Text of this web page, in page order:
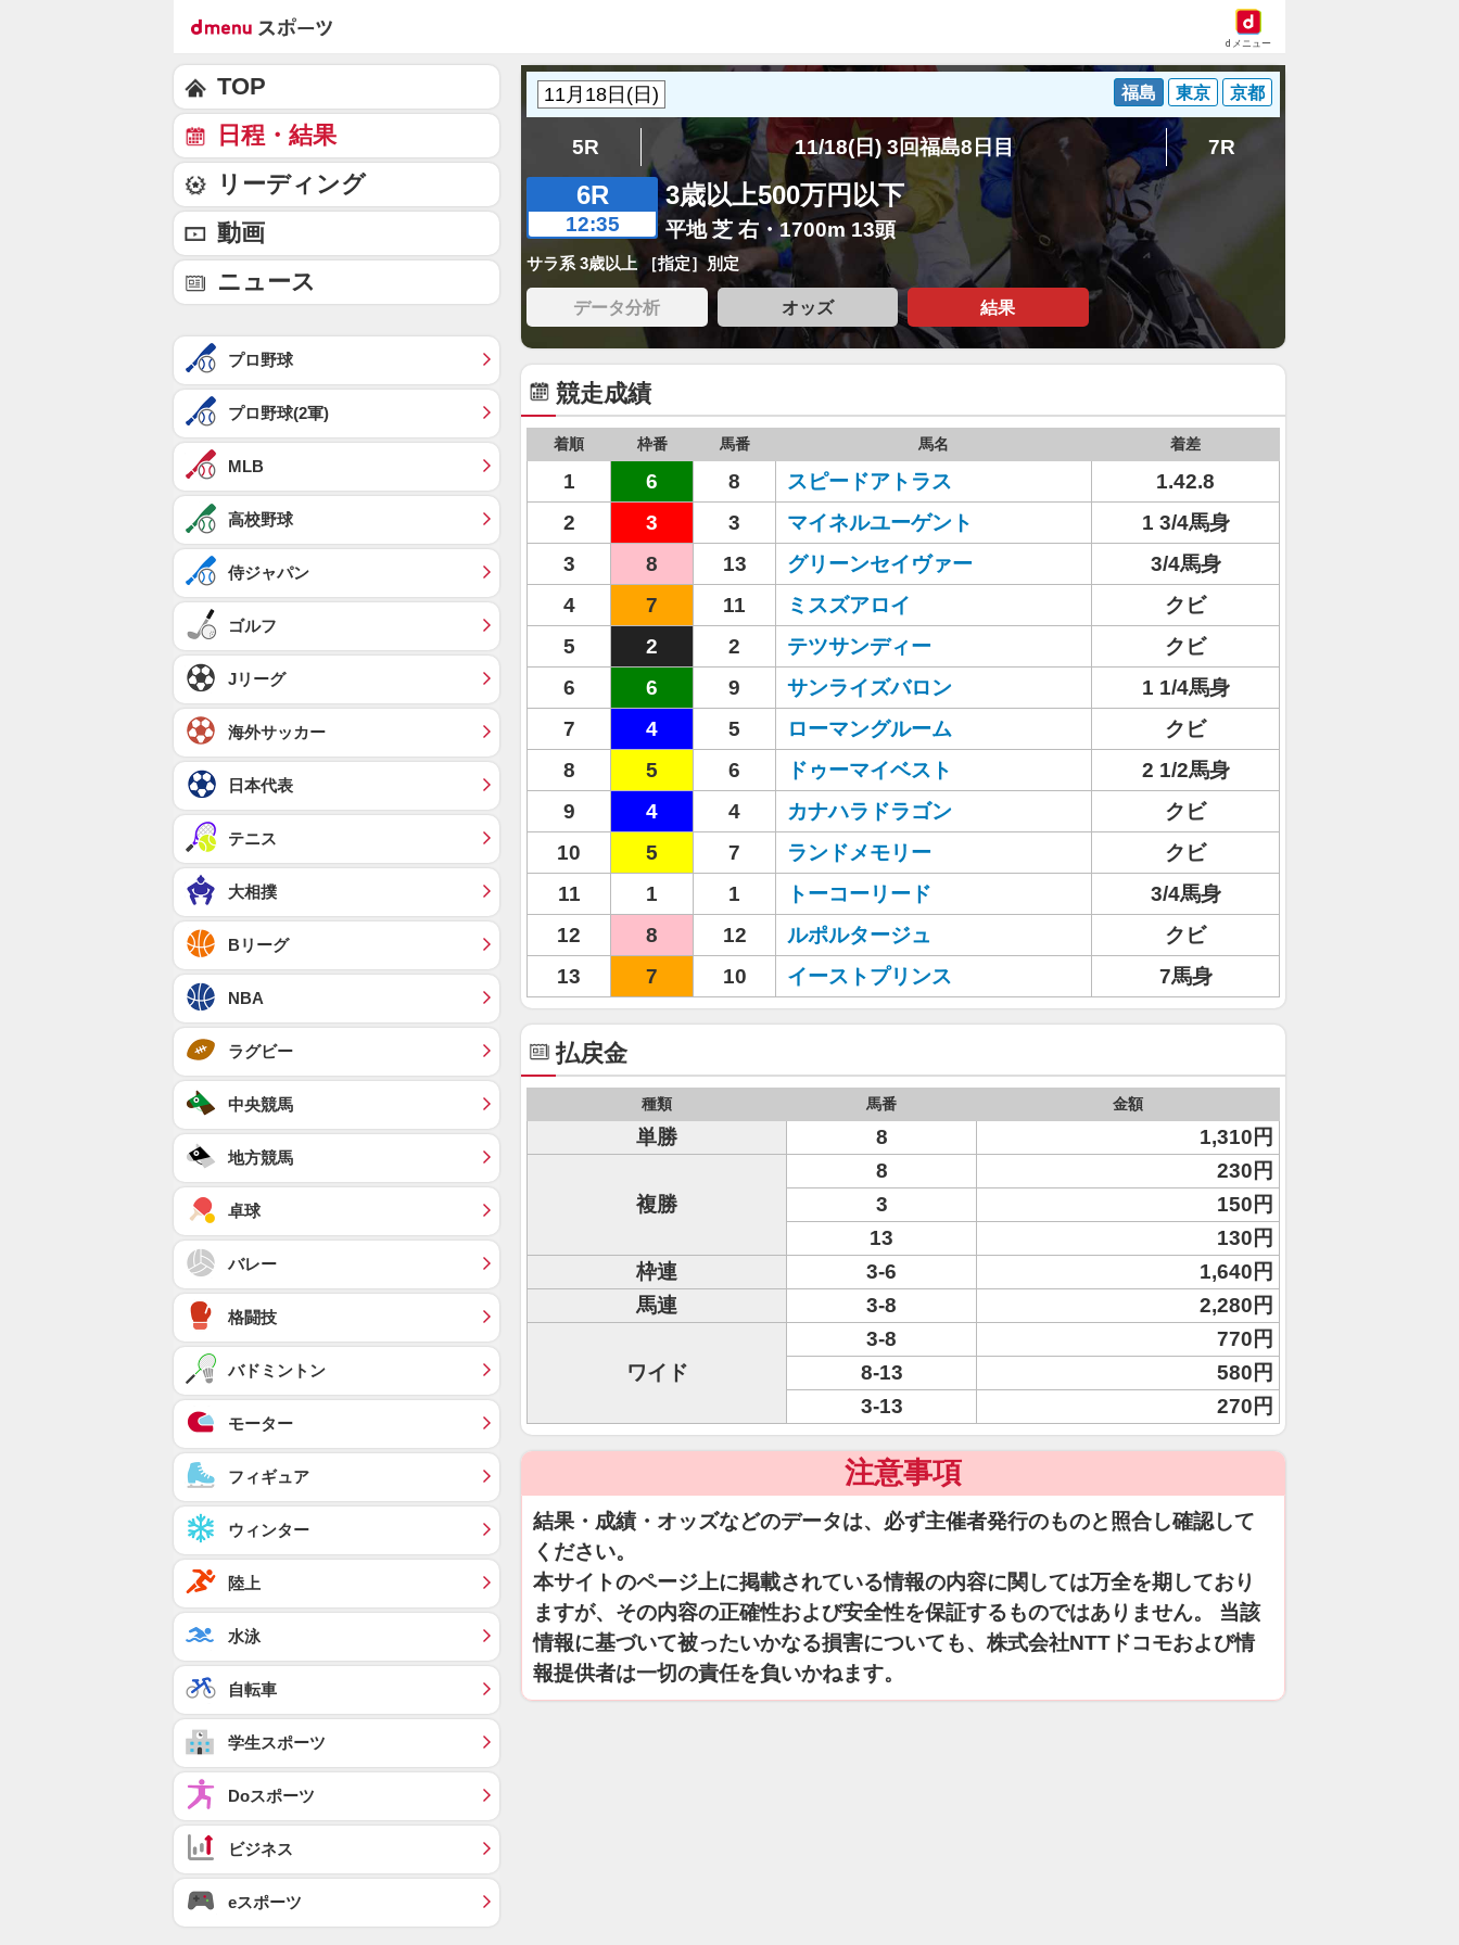
dメニュー
福島 東京 京都
5R 11/18(日) 3回福島8日目 7R
6R
12:35
3歳以上500万円以下
平地 芝 右・1700m 13頭
サラ系 3歳以上 ［指定］別定
データ分析 オッズ 結果
競走成績
着順 枠番 馬番 馬名 着差
1 6 8 スピードアトラス
1.42.8
2
3 3 マイネルユーゲント
1 3/4馬身
3
8 13 グリーンセイヴァー
3/4馬身
4
7 11 ミスズアロイ
クビ
5
2 2 テツサンディー
クビ
6
6 9 サンライズバロン
1 1/4馬身
7
4 5 ローマングルーム
クビ
8
5 6 ドゥーマイベスト
2 1/2馬身
9
4 4 カナハラドラゴン
クビ
10
5 7 ランドメモリー
クビ
11
1 1 トーコーリード
3/4馬身
12
8 12 ルポルタージュ
クビ
13
7 10 イーストプリンス 7馬身
払戻金
種類 馬番 金額
単勝 8 1,310円
複勝
8
230円
3
150円
13
130円
枠連
3-6
1,640円
馬連
3-8 2,280円
ワイド
3-8
770円
8-13
580円
3-13
270円
注意事項
結果・成績・オッズなどのデータは、必ず主催者発行のものと照合し確認して
ください。
本サイトのページ上に掲載されている情報の内容に関しては万全を期しており
ますが、その内容の正確性および安全性を保証するものではありません。 当該
情報に基づいて被ったいかなる損害についても、株式会社NTTドコモおよび情
報提供者は一切の責任を負いかねます。
TOP
日程・結果
リーディング
動画
ニュース
プロ野球
プロ野球(2軍)
MLB
高校野球
侍ジャパン
ゴルフ
Jリーグ
海外サッカー
日本代表
テニス
大相撲
Bリーグ
NBA
ラグビー
中央競馬
地方競馬
卓球
バレー
格闘技
バドミントン
モーター
フィギュア
ウィンター
陸上
水泳
自転車
学生スポーツ
Doスポーツ
ビジネス
eスポーツ